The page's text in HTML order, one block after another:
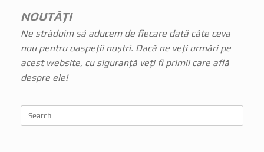
NOUTĂȚI
Ne străduim să aducem de fiecare dată câte ceva
nou pentru oaspeții noștri. Dacă ne veți urmări pe
acest website, cu siguranță veți fi primii care află
despre ele!